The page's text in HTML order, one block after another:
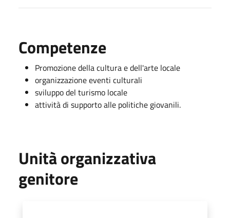
Competenze
Promozione della cultura e dell'arte locale
organizzazione eventi culturali
sviluppo del turismo locale
attività di supporto alle politiche giovanili.
Unità organizzativa
genitore